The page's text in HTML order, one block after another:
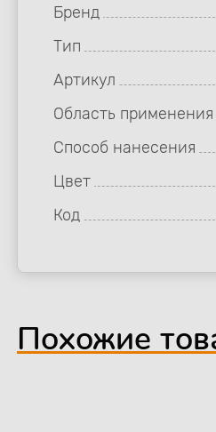
Бренд
Тип
Артикул
Область применения
Способ нанесения
Цвет
Код
Похожие